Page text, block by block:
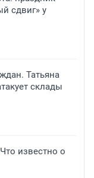
сдвиг» у
Татьяна
склады
известно о